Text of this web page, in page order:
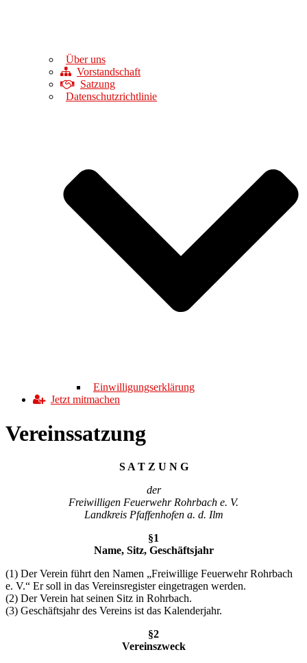
Über uns
Vorstandschaft
Satzung
Datenschutzrichtlinie
Einwilligungserklärung
Jetzt mitmachen
Vereinssatzung
S A T Z U N G
der
Freiwilligen Feuerwehr Rohrbach e. V.
Landkreis Pfaffenhofen a. d. Ilm
§1
Name, Sitz, Geschäftsjahr
(1) Der Verein führt den Namen „Freiwillige Feuerwehr Rohrbach
e. V.“ Er soll in das Vereinsregister eingetragen werden.
(2) Der Verein hat seinen Sitz in Rohrbach.
(3) Geschäftsjahr des Vereins ist das Kalenderjahr.
§2
Vereinszweck